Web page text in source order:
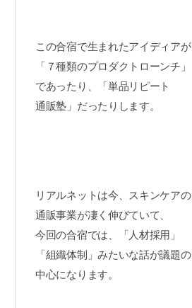
この合宿で生まれたアイディアが
「７種類のプロダクトローンチ」
であったり、「単品リピート
通販塾」だったりします。
リアルネットは今、スキンケアの
通販事業が凄く伸びていて、
今回の合宿では、「人材採用」
「組織体制」みたいな話が議題の
中心になります。